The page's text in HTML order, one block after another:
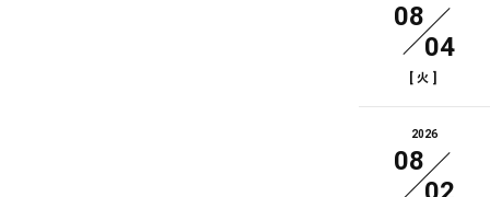
08
04
[火 ]
2026
08